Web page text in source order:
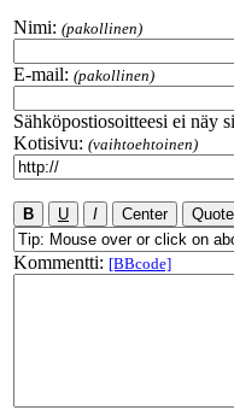
Nimi: (pakollinen)
E-mail: (pakollinen)
Sähköpostiosoitteesi ei näy
Kotisivu: (vaihtoehtoinen)
Kommentti: [BBcode]